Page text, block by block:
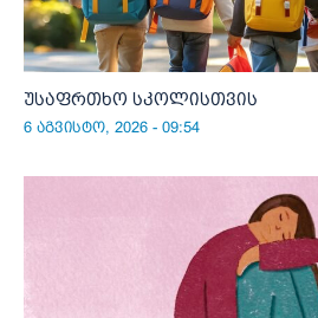
უსაფრთხო სკოლისთვის
6 აგვისტო, 2026 - 09:54